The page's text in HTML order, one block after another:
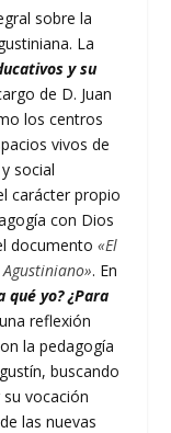
sobre la
La
y su
de D. Juan
los centros
vivos de
social
carácter propio
con Dios
documento«El
. En
qué yo? ¿Para
reflexión
la pedagogía
buscando
vocación
las nuevas